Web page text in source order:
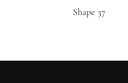
Shape 37